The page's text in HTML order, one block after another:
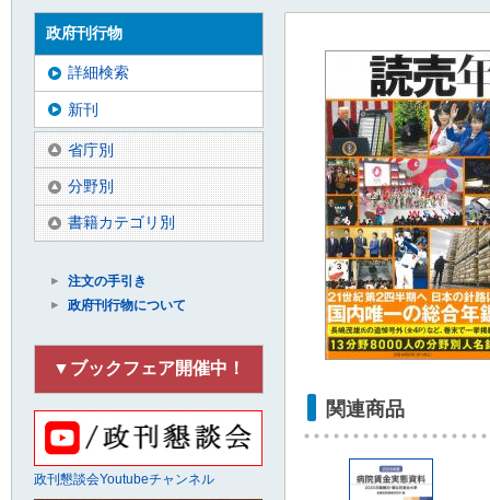
関連商品
政府刊行物
詳細検索
新刊
省庁別
分野別
書籍カテゴリ別
注文の手引き
政府刊行物について
▼ブックフェア開催中！
政刊懇談会Youtubeチャンネル